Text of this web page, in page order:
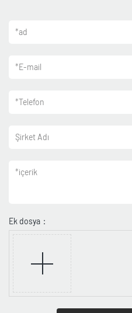
*ad
*E-mail
*Telefon
Şirket Adı
*içerik
Ek dosya：